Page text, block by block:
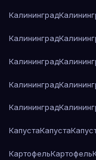
Калининград
Калининград
Калининград
Калининград
Калининград
КапустаКапуста
КартофельКартофель